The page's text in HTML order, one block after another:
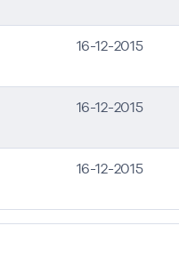
16-12-2015
16-12-2015
16-12-2015